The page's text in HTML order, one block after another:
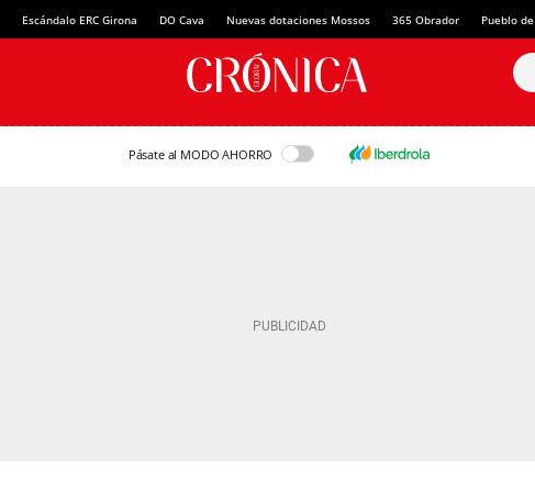
Escándalo ERC Girona DO Cava Nuevas dotaciones Mossos 365 Obrador Pueblo
Pásate al MODO AHORRO